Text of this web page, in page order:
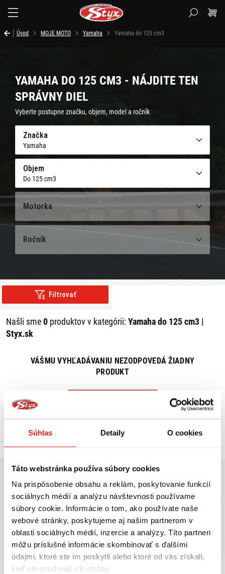
Súhlas Detaily O cookies
Táto webstránka používa súbory cookies
Na prispôsobenie obsahu a reklám, poskytovanie funkcií
sociálnych médií a analýzu návštevnosti používame
súbory cookie. Informácie o tom, ako používate naše
webové stránky, poskytujeme aj našim partnerom v
oblasti sociálnych médií, inzercie a analýzy. Títo partneri
môžu príslušné informácie skombinovať s ďalšími
údajmi, ktoré ste im poskytli alebo ktoré od vás získali,
keď ste používali ich služby.
Úvod MOJE MOTO Yamaha Yamaha do 125 cm3
YAMAHA DO 125 CM3 - NÁJDITE TEN
SPRÁVNY DIEL
Vyberte postupne značku, objem, model a ročník
Značka
Yamaha
Objem
Do 125 cm3
Motorka
Ročník
Filtrovať
Našli sme0 produktov v kategórii:Yamaha do 125 cm3 |
Styx.sk
VÁŠMU VYHĽADÁVANIU NEZODPOVEDÁ ŽIADNY
PRODUKT
Najväčší výber moto
príslušenstva ihneď k
odberu
Doprava ZADARMO pre
objednávky nad 50€ v rámci
SR